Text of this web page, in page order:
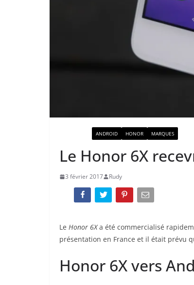
ANDROID HONOR MARQUES
Le Honor 6X
3 février 2017 Rudy
Le Honor 6Xa été commercialisé
présentation en France et il était prévu
Honor 6X vers